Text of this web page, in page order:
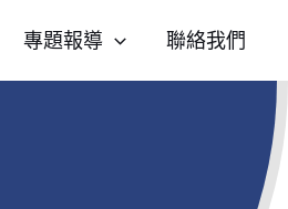
專題報導 聯絡我們